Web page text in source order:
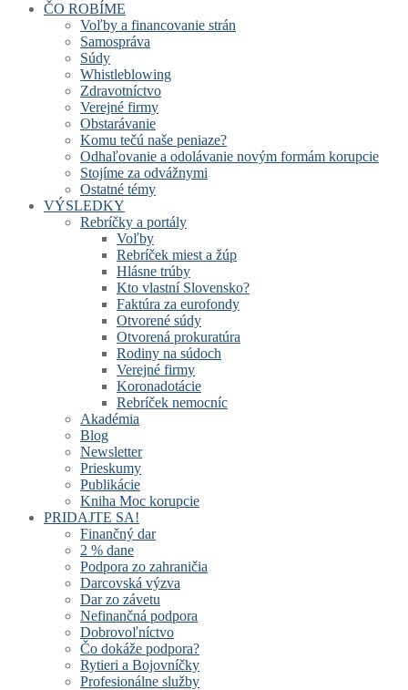
ČO ROBÍME
Voľby a financovanie strán
Samospráva
Súdy
Whistleblowing
Zdravotníctvo
Verejné firmy
Obstarávanie
Komu tečú naše peniaze?
Odhaľovanie a odolávanie novým formám korupcie
Stojíme za odvážnymi
Ostatné témy
VÝSLEDKY
Rebríčky a portály
Voľby
Rebríček miest a žúp
Hlásne trúby
Kto vlastní Slovensko?
Faktúra za eurofondy
Otvorené súdy
Otvorená prokuratúra
Rodiny na súdoch
Verejné firmy
Koronadotácie
Rebríček nemocníc
Akadémia
Blog
Newsletter
Prieskumy
Publikácie
Kniha Moc korupcie
PRIDAJTE SA!
Finančný dar
2 % dane
Podpora zo zahraničia
Darcovská výzva
Dar zo závetu
Nefinančná podpora
Dobrovoľníctvo
Čo dokáže podpora?
Rytieri a Bojovníčky
Profesionálne služby